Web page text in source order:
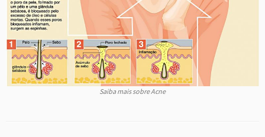
Saiba mais sobre Acne